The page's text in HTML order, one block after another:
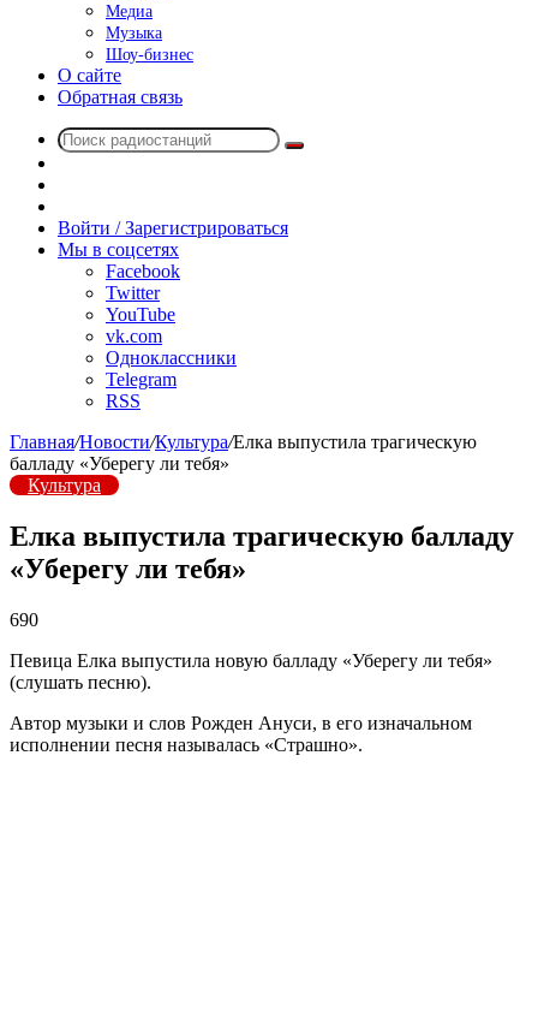
Медиа
Музыка
Шоу-бизнес
О сайте
Обратная связь
Поиск
радио
Войти / Зарегистрироваться
Мы в соцсетях
Facebook
Twitter
YouTube
vk.com
Одноклассники
Telegram
RSS
Главная/Новости/Культура/Елка выпустила трагическую
балладу «Уберегу ли тебя»
Культура
Елка выпустила трагическую балладу
«Уберегу ли тебя»
690
Певица Елка выпустила новую балладу «Уберегу ли тебя»
(слушать песню).
Автор музыки и слов Рожден Ануси, в его изначальном
исполнении песня называлась «Страшно».